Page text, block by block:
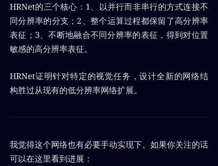
HRNet的三个核心：1、以并行而非串行的方式连接不
同分辨率的分支；2、整个运算过程都保留了高分辨率
表征；3、不断地融合不同分辨率的表征，得到对位置
敏感的高分辨率表征。
HRNet证明针对特定的视觉任务，设计全新的网络结
构胜过从现有的低分辨率网络扩展。
我觉得这个网络也有必要手动实现下。如果你关注的话
可以在这里看到进展：